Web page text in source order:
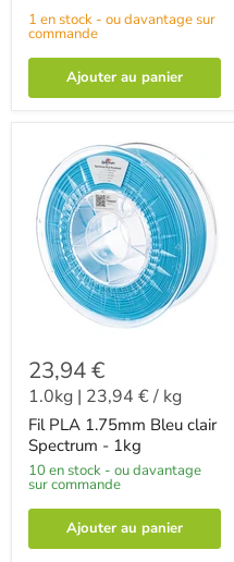
1 en stock - ou davantage sur
commande
Ajouter au panier
23,94 €
1.0kg | 23,94 €/ kg
Fil PLA 1.75mm Bleu clair
Spectrum - 1kg
10 en stock - ou davantage
sur commande
Ajouter au panier